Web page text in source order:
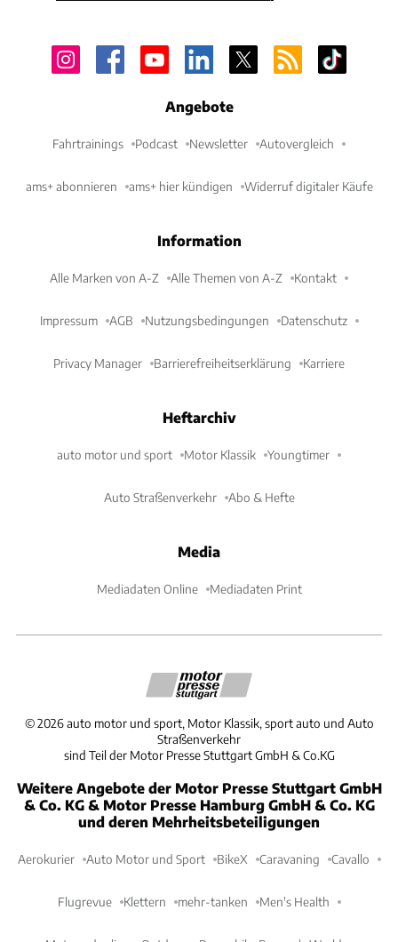
Angebote
Fahrtrainings Podcast Newsletter Autovergleich
ams+ abonnieren ams+ hier kündigen Widerruf digitaler Käufe
Information
Alle Marken von A-Z Alle Themen von A-Z Kontakt
Impressum AGB Nutzungsbedingungen Datenschutz
Privacy Manager Barrierefreiheitserklärung Karriere
Heftarchiv
auto motor und sport Motor Klassik Youngtimer
Auto Straßenverkehr Abo & Hefte
Media
Mediadaten Online Mediadaten Print
©2026 auto motor und sport, Motor Klassik, sport auto und Auto
Straßenverkehr
sind Teil der Motor Presse Stuttgart GmbH & Co.KG
Weitere Angebote der Motor Presse Stuttgart GmbH
& Co. KG & Motor Presse Hamburg GmbH & Co. KG
und deren Mehrheitsbeteiligungen
Aerokurier Auto Motor und Sport BikeX Caravaning Cavallo
Flugrevue Klettern mehr-tanken Men's Health